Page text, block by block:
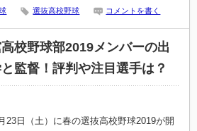
選抜高校野球 コメントを書く
校野球部2019メンバーの出
監督！評判や注目選手は？
23日（土）に春の選抜高校野球2019が開